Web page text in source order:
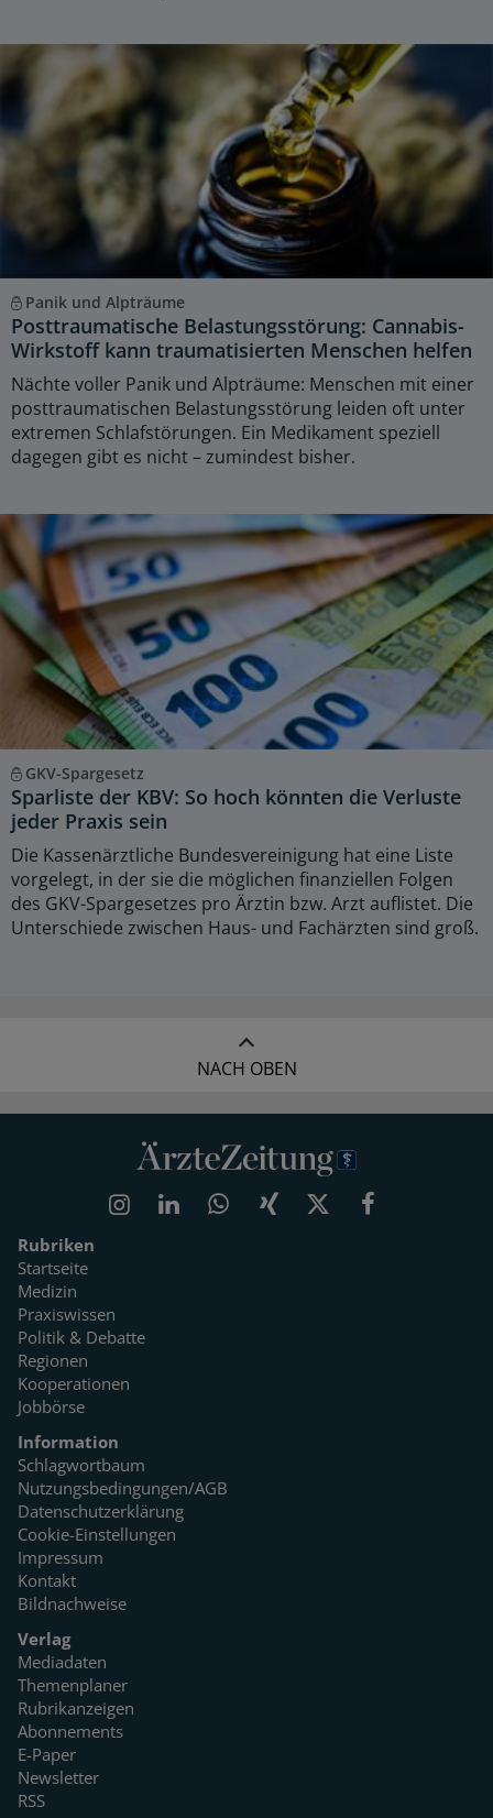
Panik und Alpträume
Posttraumatische Belastungsstörung: Cannabis-
Wirkstoff kann traumatisierten Menschen helfen
Nächte voller Panik und Alpträume: Menschen mit einer
posttraumatischen Belastungsstörung leiden oft unter
extremen Schlafstörungen. Ein Medikament speziell
dagegen gibt es nicht – zumindest bisher.
GKV-Spargesetz
Sparliste der KBV: So hoch könnten die Verluste
jeder Praxis sein
Die Kassenärztliche Bundesvereinigung hat eine Liste
vorgelegt, in der sie die möglichen finanziellen Folgen
des GKV-Spargesetzes pro Ärztin bzw. Arzt auflistet. Die
Unterschiede zwischen Haus- und Fachärzten sind groß.
NACH OBEN
Rubriken
Startseite
Medizin
Praxiswissen
Politik & Debatte
Regionen
Kooperationen
Jobbörse
Information
Schlagwortbaum
Nutzungsbedingungen/AGB
Datenschutzerklärung
Cookie-Einstellungen
Impressum
Kontakt
Bildnachweise
Verlag
Mediadaten
Themenplaner
Rubrikanzeigen
Abonnements
E-Paper
Newsletter
RSS